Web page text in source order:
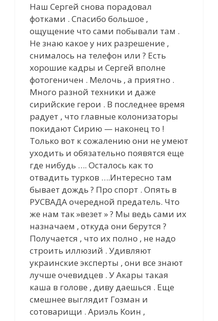
Наш Сергей снова порадовал
фотками . Cпасибо большое ,
ощущение что сами побывали там .
Не знаю какое у них разрешение ,
cнималось на телефон или ? Есть
хорошие кадры и Сергей вполне
фотогеничен . Мелочь , а приятно .
Много разной техники и даже
сирийские герои . В последнее время
радует , что главные колонизаторы
покидают Сирию — наконец то !
Только вот к сожалению они не умеют
уходить и обязательно появятся еще
где нибудь …. Осталось как то
отвадить турков ….Интересно там
бывает дождь ? Про спорт . Опять в
РУСВАДА очередной предатель. Что
же нам так »везет » ? Мы ведь сами их
назначаем , откуда они берутся ?
Получается , что их полно , не надо
строить иллюзий . Удивляют
украинские эксперты , они все знают
лучше очевидцев . У Акары такая
каша в голове , диву даешься . Еще
смешнее выглядит Гозман и
сотоварищи . Ариэль Коин ,